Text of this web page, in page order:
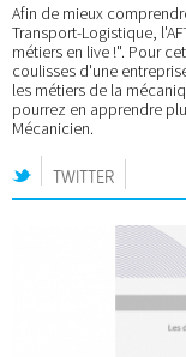
Afin de mieux
Transport-Logistique,
métiers en live !". Pour
coulisses d'une
les métiers de la
pourrez en apprendre
Mécanicien.
TWITTER